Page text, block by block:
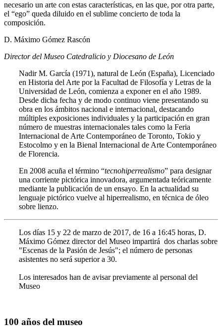
necesario un arte con estas características, en las que, por otra parte,
el “ego” queda diluido en el sublime concierto de toda la
composición.
D. Máximo Gómez Rascón
Director del Museo Catedralicio y Diocesano de León
Nadir M. García (1971), natural de León (España), Licenciado
en Historia del Arte por la Facultad de Filosofía y Letras de la
Universidad de León, comienza a exponer en el año 1989.
Desde dicha fecha y de modo continuo viene presentando su
obra en los ámbitos nacional e internacional, destacando
múltiples exposiciones individuales y la participación en gran
número de muestras internacionales tales como la Feria
Internacional de Arte Contemporáneo de Toronto, Tokio y
Estocolmo y en la Bienal Internacional de Arte Contemporáneo
de Florencia.
En 2008 acuña el término “tecnohiperrealismo” para designar
una corriente pictórica innovadora, argumentada teóricamente
mediante la publicación de un ensayo. En la actualidad su
lenguaje pictórico vuelve al hiperrealismo, en técnica de óleo
sobre lienzo.
Los días 15 y 22 de marzo de 2017, de 16 a 16:45 horas, D.
Máximo Gómez director del Museo impartirá dos charlas sobre
"Escenas de la Pasión de Jesús"; el número de personas
asistentes no será superior a 30.
Los interesados han de avisar previamente al personal del
Museo
100 años del museo